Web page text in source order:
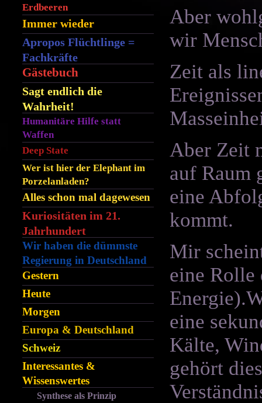
Erdbeeren
Immer wieder
Apropos Flüchtlinge =
Fachkräfte
Gästebuch
Sagt endlich die
Wahrheit!
Humanitäre Hilfe statt
Waffen
Deep State
Wer ist hier der Elephant im
Porzelanladen?
Alles schon mal dagewesen
Kuriositäten im 21.
Jahrhundert
Wir haben die dümmste
Regierung in Deutschland
Gestern
Heute
Morgen
Europa & Deutschland
Schweiz
Interessantes &
Wissenswertes
Synthese als Prinzip
Aber
wir
Zeit als
Aber Zeit
auf Raum
eine
kommt.
Mir
eine Rolle
eine
Kälte,
gehört